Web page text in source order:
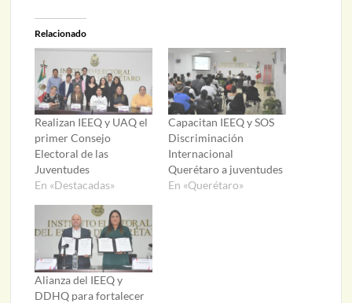
Relacionado
Realizan IEEQ y UAQ el
primer Consejo
Electoral de las
Juventudes
En «Destacadas»
Capacitan IEEQ y SOS
Discriminación
Internacional
Querétaro a juventudes
En «Querétaro»
Alianza del IEEQ y
DDHQ para fortalecer